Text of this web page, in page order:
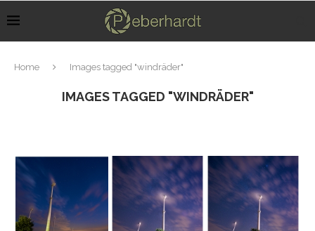
Home Images tagged "windräder"
IMAGES TAGGED "WINDRÄDER"